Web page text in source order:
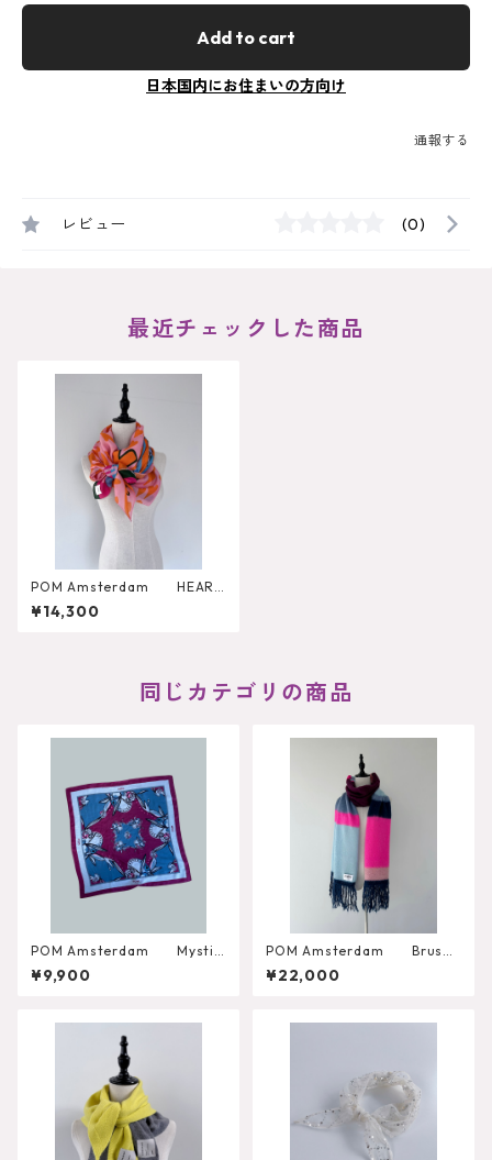
Add to cart
日本国内にお住まいの方向け
通報する
レビュー (0)
最近チェックした商品
POM Amsterdam HEART
TO スカーフ
¥14,300
同じカテゴリの商品
POM Amsterdam Mystic
Dinner Small Blue Shawl
¥9,900
POM Amsterdam Brushe
d Stripes Blue Shawl
¥22,000